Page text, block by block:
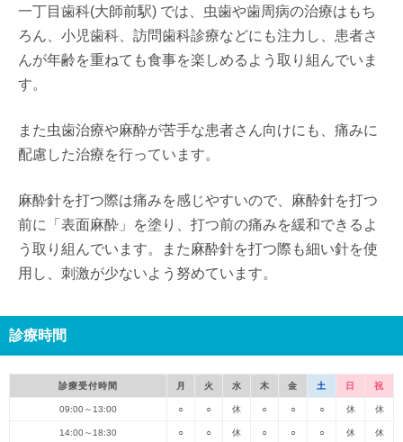
一丁目歯科(大師前駅) では、虫歯や歯周病の治療はもち
ろん、小児歯科、訪問歯科診療などにも注力し、患者さ
んが年齢を重ねても食事を楽しめるよう取り組んでいま
す。
また虫歯治療や麻酔が苦手な患者さん向けにも、痛みに
配慮した治療を行っています。
麻酔針を打つ際は痛みを感じやすいので、麻酔針を打つ
前に「表面麻酔」を塗り、打つ前の痛みを緩和できるよ
う取り組んでいます。また麻酔針を打つ際も細い針を使
用し、刺激が少ないよう努めています。
診療時間
診療受付時間 月 火 水 木 金 土 日 祝
09:00～13:00 ○ ○ 休 ○ ○ ○ 休 休
14:00～18:30 ○ ○ 休 ○ ○ ○ 休 休